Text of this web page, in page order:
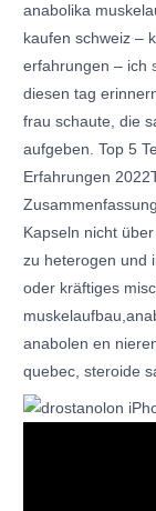
anabolika
kaufen schweiz –
erfahrungen – ich
diesen tag
frau schaute, die
aufgeben. Top 5
Erfahrungen
Kapseln nicht
zu heterogen und
oder kräftiges
anabolen en
quebec, steroide